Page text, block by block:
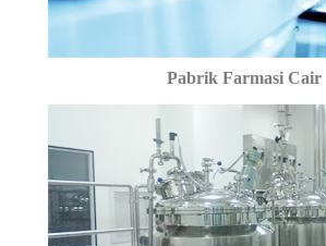
Pabrik Farmasi Cair